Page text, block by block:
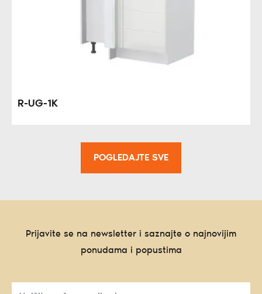
R-UG-1K
POGLEDAJTE SVE
Prijavite se na newsletter i saznajte o najnovijim
ponudama i popustima